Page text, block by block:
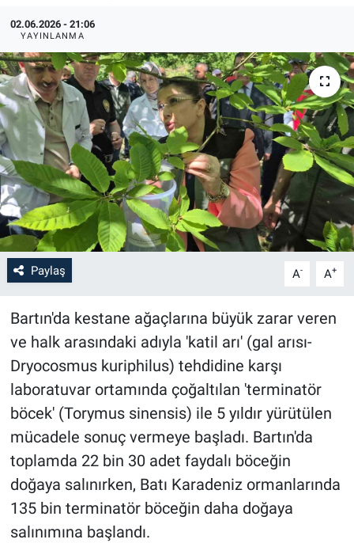
02.06.2026 - 21:06
YAYINLANMA
Paylaş A- A+
Bartın'da kestane ağaçlarına büyük zarar veren
ve halk arasındaki adıyla 'katil arı' (gal arısı-
Dryocosmus kuriphilus) tehdidine karşı
laboratuvar ortamında çoğaltılan 'terminatör
böcek' (Torymus sinensis) ile 5 yıldır yürütülen
mücadele sonuç vermeye başladı. Bartın'da
toplamda 22 bin 30 adet faydalı böceğin
doğaya salınırken, Batı Karadeniz ormanlarında
135 bin terminatör böceğin daha doğaya
salınımına başlandı.